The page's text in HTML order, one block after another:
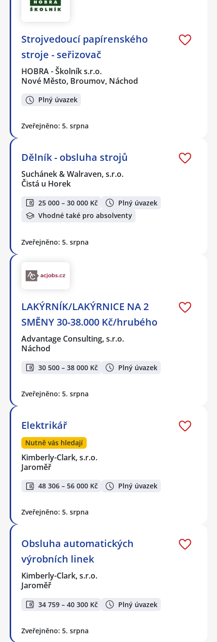
Strojvedoucí papírenského
stroje - seřizovač
HOBRA - Školník s.r.o.
Nové Město, Broumov, Náchod
Plný úvazek
Zveřejněno: 5. srpna
Dělník - obsluha strojů
Suchánek & Walraven, s.r.o.
Čistá u Horek
25 000 – 30 000 Kč
Plný úvazek
Vhodné také pro absolventy
Zveřejněno: 5. srpna
LAKÝRNÍK/LAKÝRNICE NA 2
SMĚNY 30-38.000 Kč/hrubého
Advantage Consulting, s.r.o.
Náchod
30 500 – 38 000 Kč Plný úvazek
Zveřejněno: 5. srpna
Elektrikář
Nutně vás hledají
Kimberly-Clark, s.r.o.
Jaroměř
48 306 – 56 000 Kč Plný úvazek
Zveřejněno: 5. srpna
Obsluha automatických
výrobních linek
Kimberly-Clark, s.r.o.
Jaroměř
34 759 – 40 300 Kč Plný úvazek
Zveřejněno: 5. srpna